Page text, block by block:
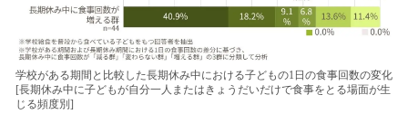
学校がある期間と比較した長期休み中における子どもの1日の食事回数の変化
[長期休み中に子どもが自分一人またはきょうだいだけで食事をとる場面が生
じる頻度別]